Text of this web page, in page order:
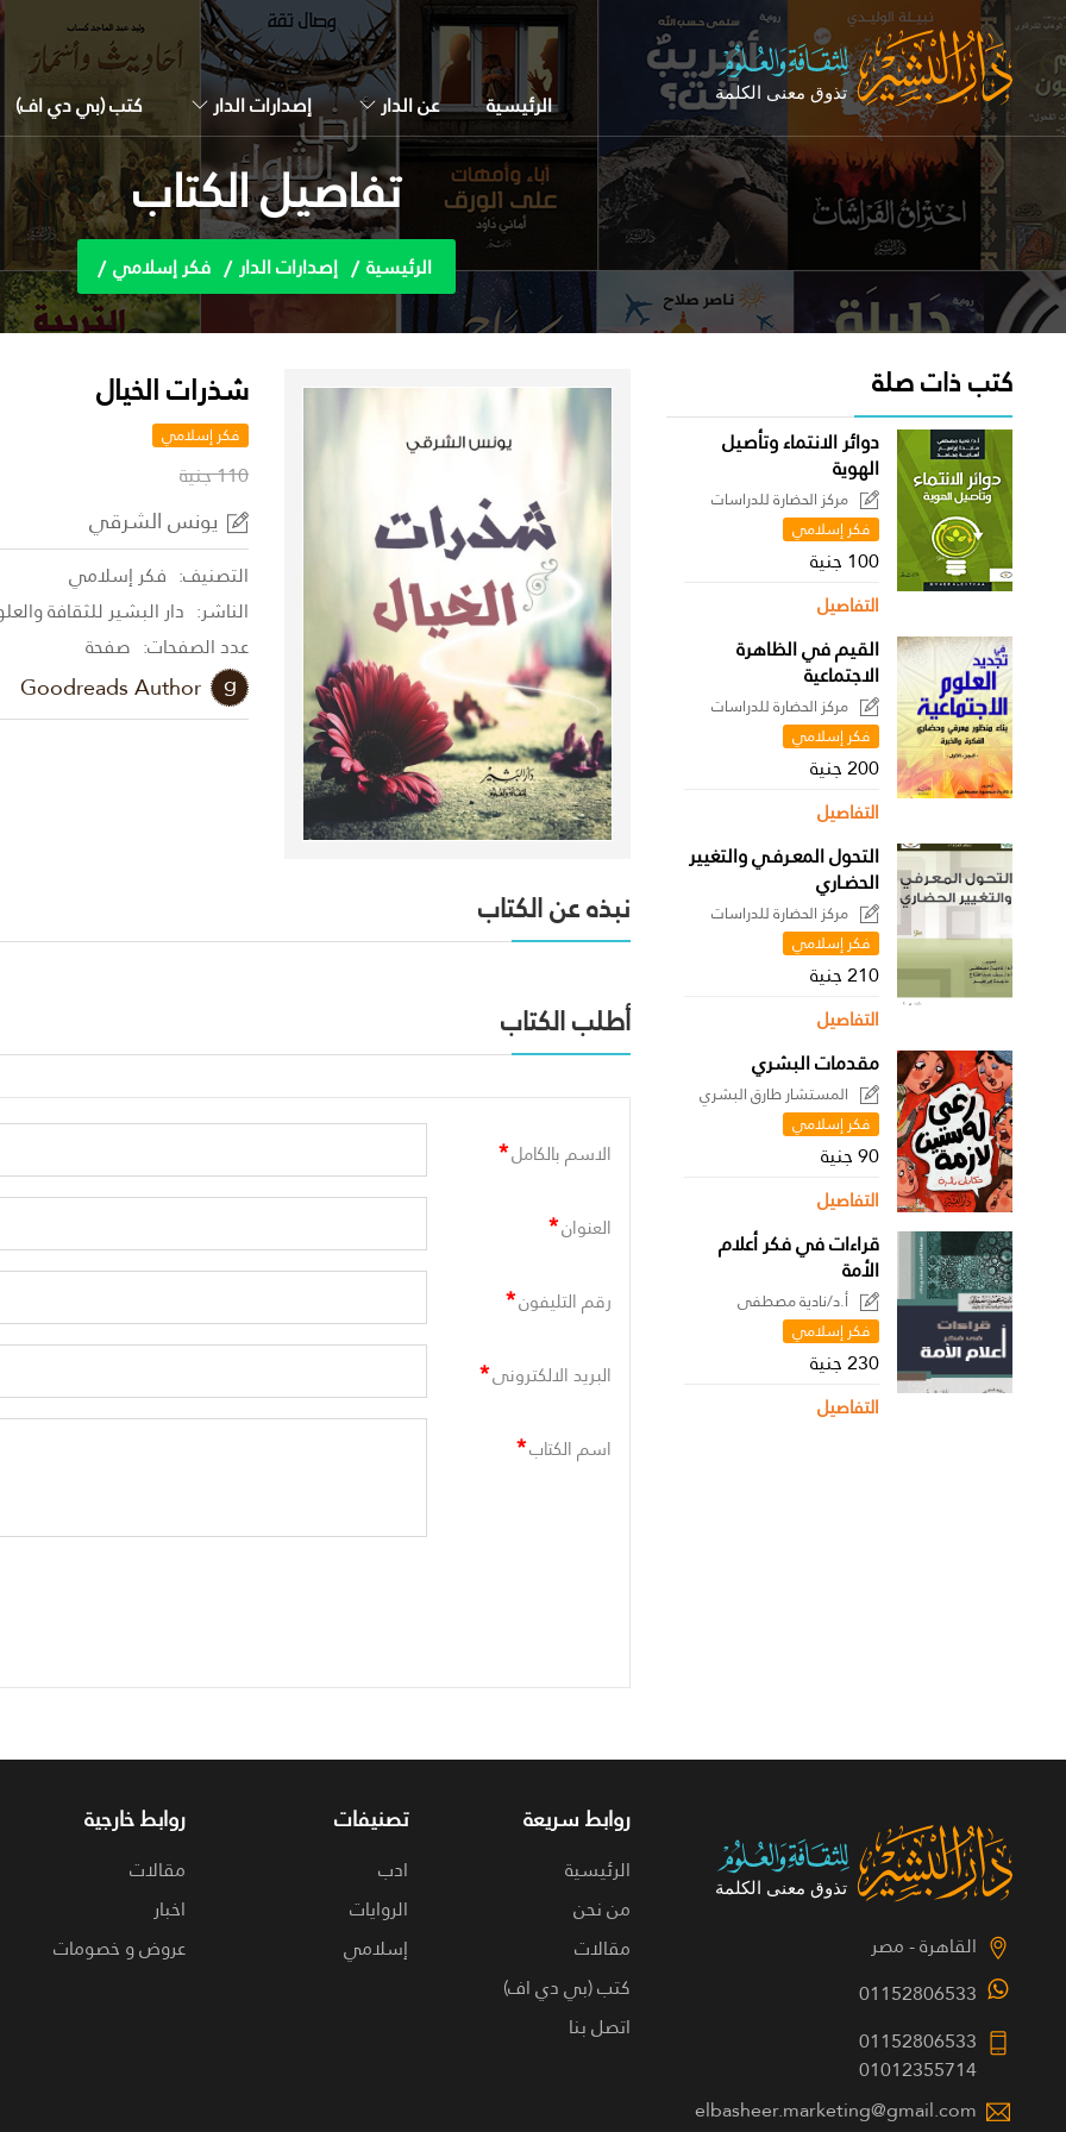
الرئيسية عن الدار إصدارات الدار كتب (بي دي اف)
تفاصيل الكتاب
الرئيسية إصدارات الدار فكر إسلامي
كتب ذات صلة
دوائر الانتماء وتأصيل
الهوية
مركز الحضارة للدراسات
السياسية
فكر إسلامي
100 جنية
التفاصيل
القيم في الظاهرة
الاجتماعية
مركز الحضارة للدراسات
السياسية
فكر إسلامي
200 جنية
التفاصيل
التحول المعـرفـي والتغيير
الحضـاري
مركز الحضارة للدراسات
السياسية
فكر إسلامي
210 جنية
التفاصيل
مقدمات البشري
المستشار طارق البشري
فكر إسلامي
90 جنية
التفاصيل
قراءات في فكر أعلام
الأمة
أ.د/نادية مصطفى
فكر إسلامي
230 جنية
التفاصيل
شذرات الخيال
فكر إسلامي
110 جنية
يونس الشرقي
التصنيف: فكر إسلامي
الناشر: دار البشير للثقافة
عدد الصفحات: صفحة
Goodreads Author
نبذه عن الكتاب
أطلب الكتاب
الاسم بالكامل*
العنوان*
رقم التليفون*
البريد الالكترونى*
اسم الكتاب*
القاهرة - مصر
01152806533
01152806533
01012355714
elbasheer.marketing@gmail.com
روابط سريعة
الرئيسية
من نحن
مقالات
كتب (بي دي اف)
اتصل بنا
تصنيفات
ادب
الروايات
إسلامي
روابط خارجية
مقالات
اخبار
عروض و خصومات